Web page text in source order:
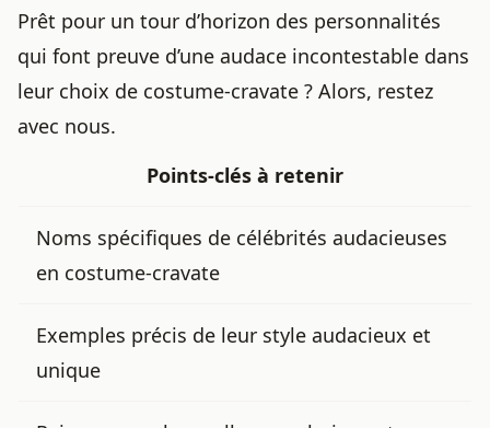
Prêt pour un tour d’horizon des personnalités
qui font preuve d’une audace incontestable dans
leur choix de costume-cravate ? Alors, restez
avec nous.
Points-clés à retenir
Noms spécifiques de célébrités audacieuses
en costume-cravate
Exemples précis de leur style audacieux et
unique